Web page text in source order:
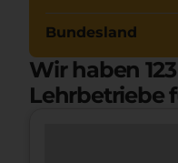
Bundesland
Wir haben 123
Lehrbetriebe